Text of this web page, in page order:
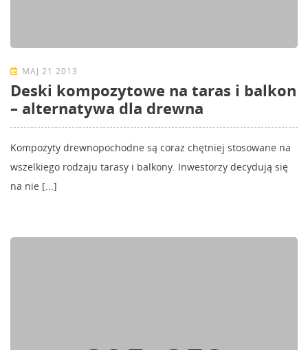
MAJ 21 2013
Deski kompozytowe na taras i balkon
– alternatywa dla drewna
Kompozyty drewnopochodne są coraz chętniej stosowane na
wszelkiego rodzaju tarasy i balkony. Inwestorzy decydują się
na nie [...]